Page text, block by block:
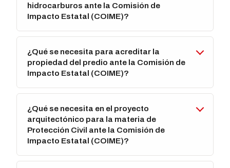
hidrocarburos ante la Comisión de
Impacto Estatal (COIME)?
¿Qué se necesita para acreditar la
propiedad del predio ante la Comisión de
Impacto Estatal (COIME)?
¿Qué se necesita en el proyecto
arquitectónico para la materia de
Protección Civil ante la Comisión de
Impacto Estatal (COIME)?